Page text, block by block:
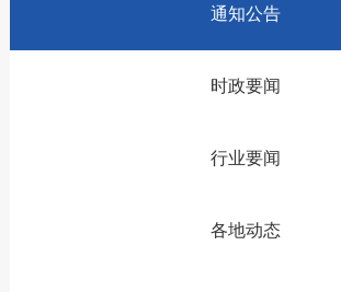
通知公告
时政要闻
行业要闻
各地动态